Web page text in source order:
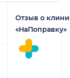
Отзыв о
«НаПоправку»